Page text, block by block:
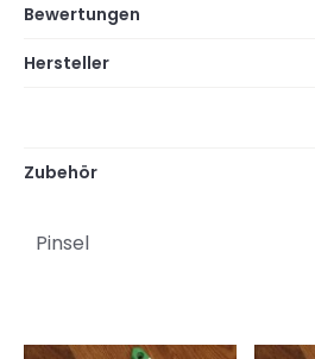
Bewertungen
Hersteller
Zubehör
Pinsel